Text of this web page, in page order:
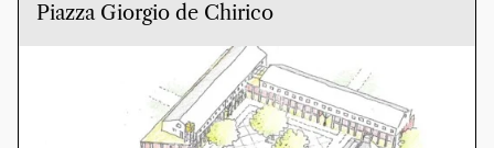
Piazza Giorgio de Chirico